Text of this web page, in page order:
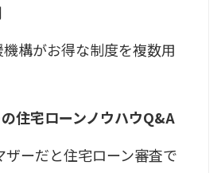
構がお得な制度を複数用
住宅ローンノウハウQ&A
ザーだと住宅ローン審査で